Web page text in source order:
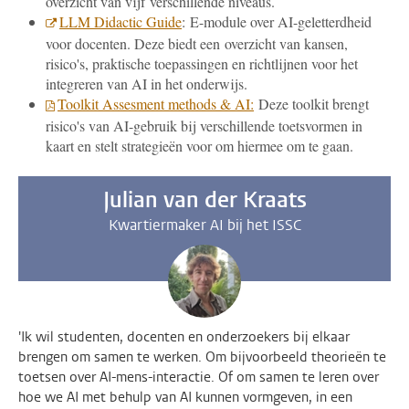
LLM Didactic Guide: E-module over AI-geletterdheid
voor docenten. Deze biedt een overzicht van kansen,
risico's, praktische toepassingen en richtlijnen voor het
integreren van AI in het onderwijs.
Toolkit Assesment methods & AI: Deze toolkit brengt
risico's van AI-gebruik bij verschillende toetsvormen in
kaart en stelt strategieën voor om hiermee om te gaan.
Julian van der Kraats
Kwartiermaker AI bij het ISSC
'Ik wil studenten, docenten en onderzoekers bij elkaar
brengen om samen te werken. Om bijvoorbeeld theorieën te
toetsen over AI-mens-interactie. Of om samen te leren over
hoe we AI met behulp van AI kunnen vormgeven, in een